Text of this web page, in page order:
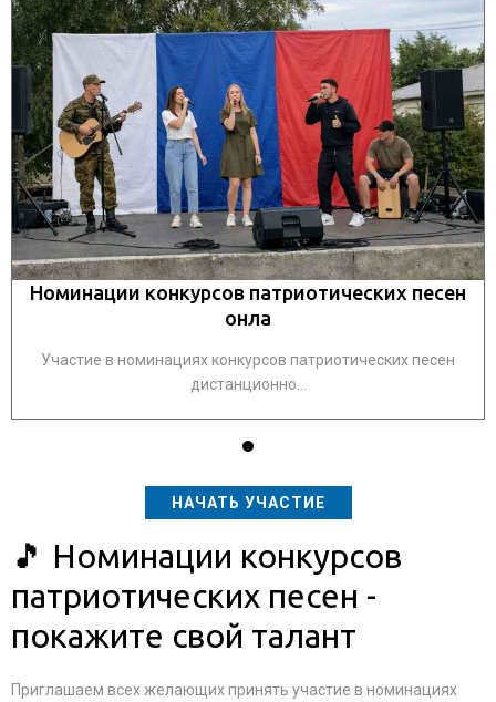
Номинации конкурсов патриотических песен
онла
Участие в номинациях конкурсов патриотических песен
дистанционно...
НАЧАТЬ УЧАСТИЕ
🎵 Номинации конкурсов
патриотических песен -
покажите свой талант
Приглашаем всех желающих принять участие в номинациях